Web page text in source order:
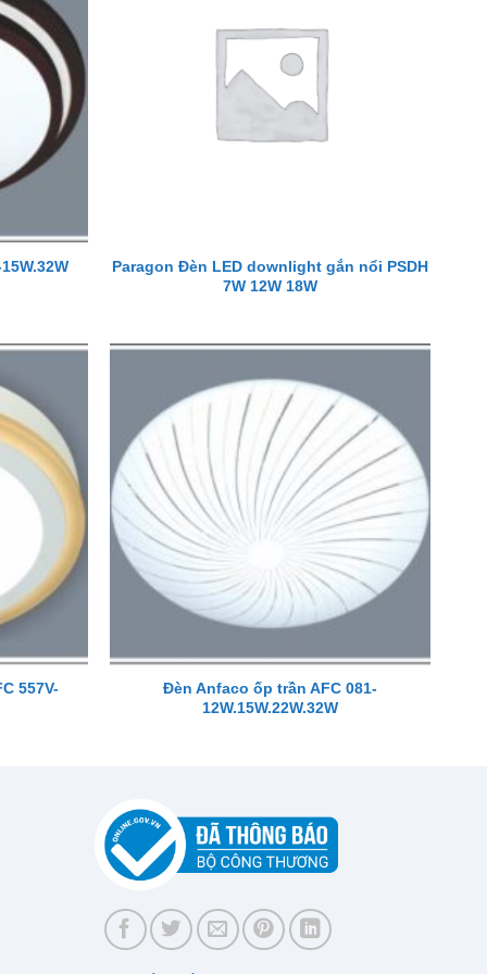
Paragon Đèn LED downlight gắn nổi PSDH
7W 12W 18W
557V-
Đèn Anfaco ốp trần AFC 081-
12W.15W.22W.32W